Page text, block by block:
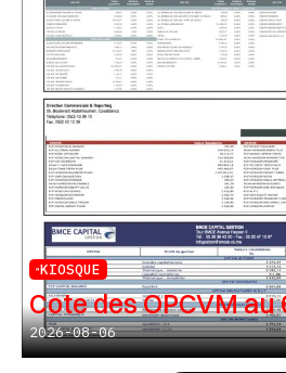
KIOSQUE
Cote des OPCVM au
2026-08-06